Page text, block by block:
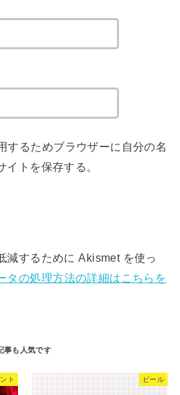
するためブラウザーに自分の名
トを保存する。
減するために Akismet を使っ
タの処理方法の詳細はこちらを
ト ビール